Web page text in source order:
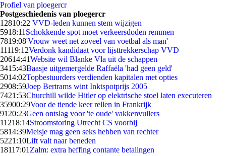
Profiel van ploegercr
Postgeschiedenis van ploegercr
12810:22 VVD-leden kunnen stem wijzigen
5918:11 Schokkende spot moet verkeersdoden remmen
7819:08'Vrouw weet net zoveel van voetbal als man'
11119:12Verdonk kandidaat voor lijsttrekkerschap VVD
20614:41Website wil Blanke Vla uit de schappen
3415:43Baasje uitgemergelde Raffaëla 'had geen geld'
5014:02Topbestuurders verdienden kapitalen met opties
2908:59Joep Bertrams wint Inktspotprijs 2005
7421:53Churchill wilde Hitler op elektrische stoel laten executeren
35900:29Voor de tiende keer rellen in Frankrijk
91 20:23Geen ontslag voor 'te oude' vakkenvullers
11218:14Stroomstoring Utrecht CS voorbij
5814:39Meisje mag geen seks hebben van rechter
5221:10Lift valt naar beneden
18117:01 Zalm: extra heffing contante betalingen